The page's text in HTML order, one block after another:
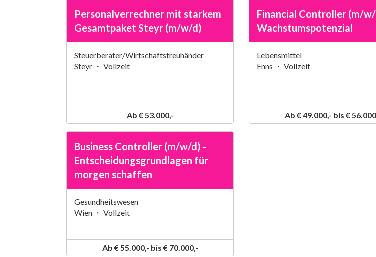
Personalverrechner mit starkem
Gesamtpaket Steyr (m/w/d)
Steuerberater/Wirtschaftstreuhänder
Steyr ・ Vollzeit
Ab € 53.000,-
Financial Controller (m/
Wachstumspotenzial
Lebensmittel
Enns ・ Vollzeit
Ab € 49.000,- bis €
Business Controller (m/w/d) -
Entscheidungsgrundlagen für
morgen schaffen
Gesundheitswesen
Wien ・ Vollzeit
Ab € 55.000,- bis € 70.000,-